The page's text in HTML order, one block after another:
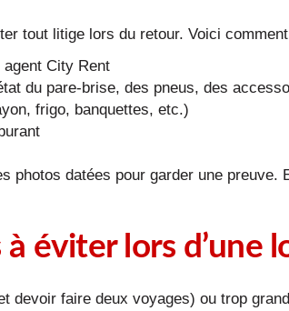
tout litige lors du retour. Voici
agent City Rent
du pare-brise, des pneus, des
frigo, banquettes, etc.)
photos datées pour garder une preuve.
éviter lors d’une
devoir faire deux voyages) ou trop